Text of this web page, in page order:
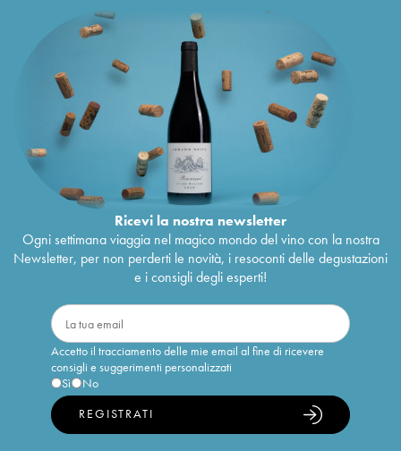
Ricevi la nostra newsletter
Ogni settimana viaggia nel magico mondo del vino con la nostra
Newsletter, per non perderti le novità, i resoconti delle degustazioni
e i consigli degli esperti!
Accetto il tracciamento delle mie email al fine di ricevere
consigli e suggerimenti personalizzati
Sì
No
REGISTRATI